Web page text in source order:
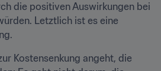
die positiven Auswirkungen bei
Letztlich ist es eine
Kostensenkung angeht, die